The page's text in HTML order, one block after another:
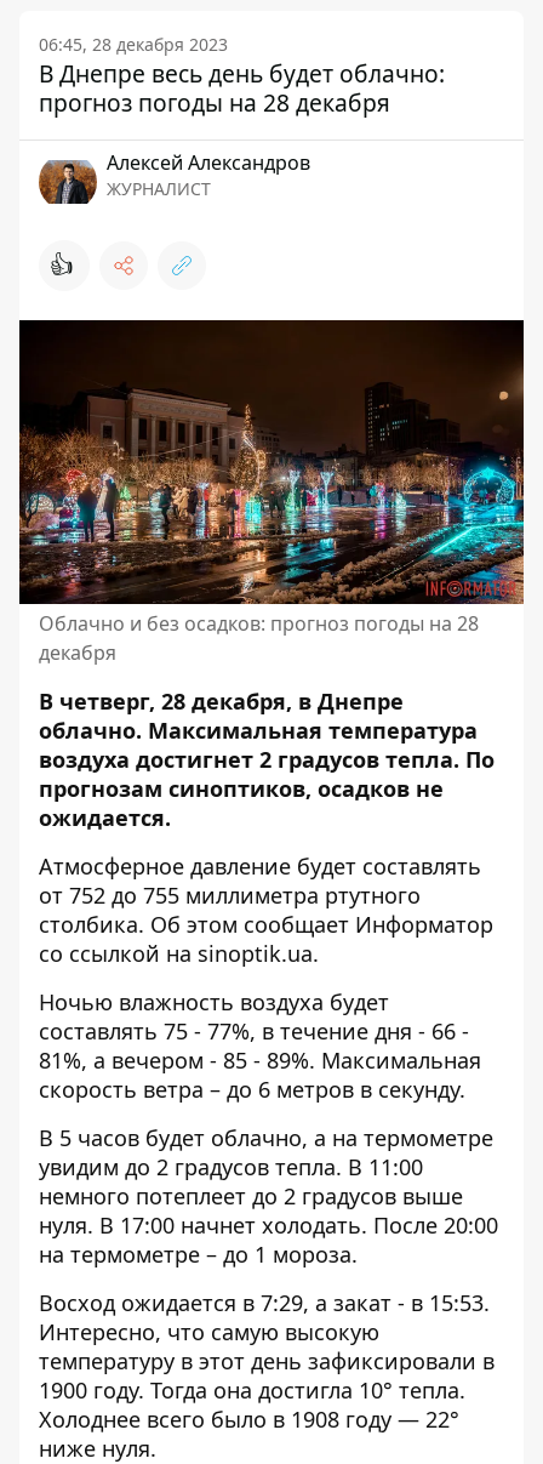
06:45, 28 декабря 2023
В Днепре весь день будет облачно:
прогноз погоды на 28 декабря
Алексей Александров
ЖУРНАЛИСТ
👍
Облачно и без осадков: прогноз погоды на 28
декабря
В четверг, 28 декабря, в Днепре
облачно. Максимальная температура
воздуха достигнет 2 градусов тепла. По
прогнозам синоптиков, осадков не
ожидается.
Атмосферное давление будет составлять
от 752 до 755 миллиметра ртутного
столбика. Об этом сообщает Информатор
со ссылкой на sinoptik.ua.
Ночью влажность воздуха будет
составлять 75 - 77%, в течение дня - 66 -
81%, а вечером - 85 - 89%. Максимальная
скорость ветра – до 6 метров в секунду.
В 5 часов будет облачно, а на термометре
увидим до 2 градусов тепла. В 11:00
немного потеплеет до 2 градусов выше
нуля. В 17:00 начнет холодать. После 20:00
на термометре – до 1 мороза.
Восход ожидается в 7:29, а закат - в 15:53.
Интересно, что самую высокую
температуру в этот день зафиксировали в
1900 году. Тогда она достигла 10° тепла.
Холоднее всего было в 1908 году — 22°
ниже нуля.